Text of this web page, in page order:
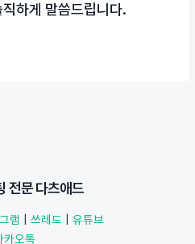
하게 말씀드립니다.
전문 다츠애드
램 쓰레드
유튜브
카오톡